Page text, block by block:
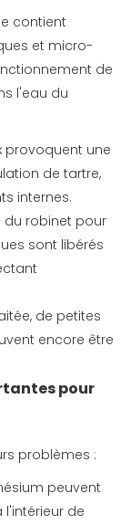
contient
et micro-
de
l'eau du
provoquent une
de tartre,
internes.
du robinet pour
sont libérés
de petites
encore être
pour
problèmes :
peuvent
de